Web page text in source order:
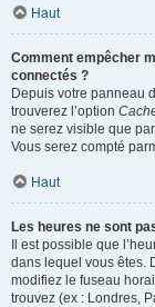
Haut
Comment empêcher
connectés ?
Depuis votre panneau
trouverez l’option
ne serez visible que
Vous serez compté
Haut
Les heures ne sont
Il est possible que
dans lequel vous êtes.
modifiez le fuseau
trouvez (ex : Londres,